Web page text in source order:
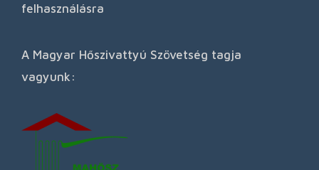
felhasználásra
A Magyar Hőszivattyú Szövetség tagja
vagyunk: